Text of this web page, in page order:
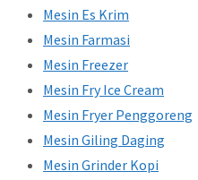
Mesin Es Krim
Mesin Farmasi
Mesin Freezer
Mesin Fry Ice Cream
Mesin Fryer Penggoreng
Mesin Giling Daging
Mesin Grinder Kopi